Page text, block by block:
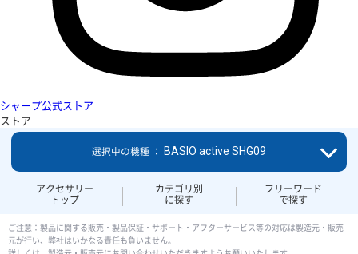
シャープ公式ストア
ストア
アクセサリー
トップ
カテゴリ別
に探す
フリーワード
で探す
選択中の機種 ： BASIO active SHG09
ご注意：製品に関する販売・製品保証・サポート・アフターサービス等の対応は製造元・販売
元が行い、弊社はいかなる責任も負いません。